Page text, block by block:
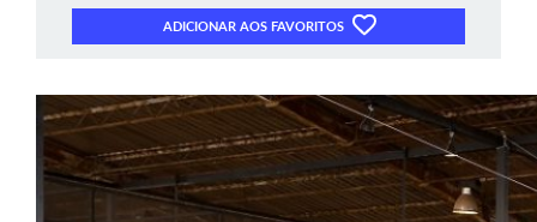
ADICIONAR AOS FAVORITOS